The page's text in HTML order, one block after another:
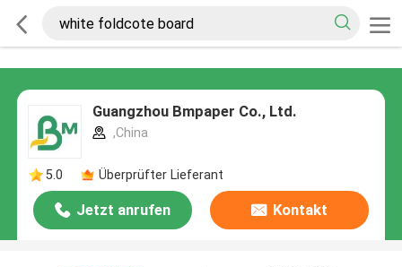
Guangzhou Bmpaper Co., Ltd.
,China
5.0 Überprüfter Lieferant
Jetzt anrufen Kontakt